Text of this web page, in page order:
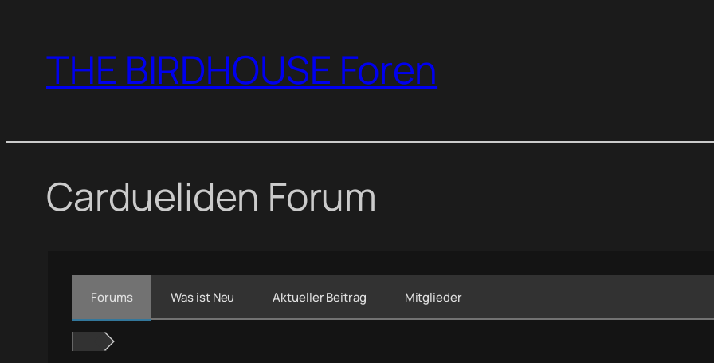
springenTHE BIRDHOUSE Foren
Cardueliden Forum
Forums Was ist Neu Aktueller Beitrag Mitglieder